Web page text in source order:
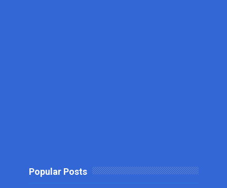
Popular Posts